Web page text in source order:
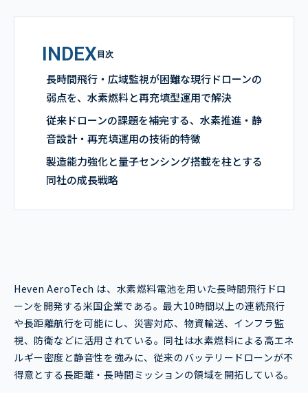
INDEX 目次
長時間飛行・広域監視が困難な現行ドローンの
弱点を、水素燃料と再充填型運用で解決
従来ドローンの課題を補完する、水素推進・静
音設計・再充填運用の技術的特徴
製造能力強化と量子センシング搭載を柱とする
同社の成長戦略
Heven AeroTech は、水素燃料電池を用いた長時間飛行ドロ
ーンを開発する米国企業である。最大10時間以上の連続飛行
や長距離航行を可能にし、災害対応、物資輸送、インフラ監
視、防衛などに活用されている。同社は水素燃料による高エネ
ルギー密度と静音性を強みに、従来のバッテリードローンが不
得意とする長距離・長時間ミッションの領域を開拓している。